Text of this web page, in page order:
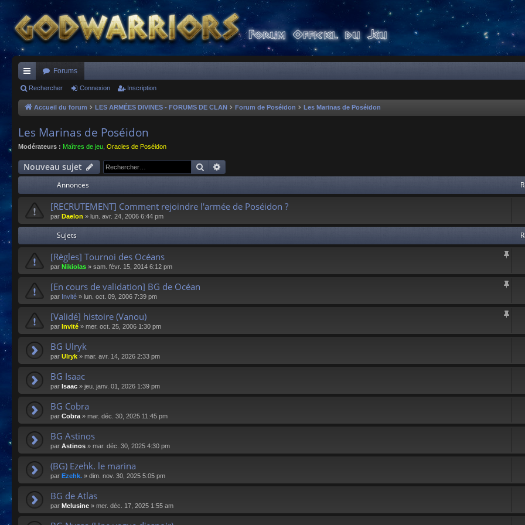
ac
co
s
Forums
Rechercher Connexion Inscription
Accueil du forum LES ARMÉES DIVINES - FORUMS DE CLAN Forum de Poséidon Les Marinas de Poséidon
Les Marinas de Poséidon
Modérateurs : Maîtres de jeu Oracles de Poséidon
Nouveau sujet Rechercher
Annonces
[RECRUTEMENT] Comment rejoindre l'armée de Poséidon ?
par Daelon » lun. avr. 24, 2006 6:44 pm
Sujets
[Règles] Tournoi des Océans
par Nikiolas » sam. févr. 15, 2014 6:12 pm
[En cours de validation] BG de Océan
par Invité » lun. oct. 09, 2006 7:39 pm
[Validé] histoire (Vanou)
par Invité » mer. oct. 25, 2006 1:30 pm
BG Ulryk
par Ulryk » mar. avr. 14, 2026 2:33 pm
BG Isaac
par Isaac » jeu. janv. 01, 2026 1:39 pm
BG Cobra
par Cobra» mar. déc. 30, 2025 11:45 pm
BG Astinos
par Astinos » mar. déc. 30, 2025 4:30 pm
(BG) Ezehk. le marina
par Ezehk. » dim. nov. 30, 2025 5:05 pm
BG de Atlas
par Melusine » mer. déc. 17, 2025 1:55 am